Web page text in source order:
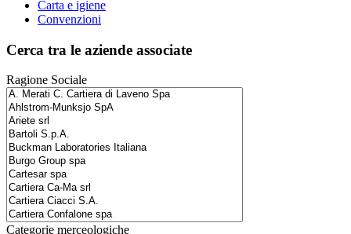
Carta e igiene
Convenzioni
Cerca tra le aziende associate
Ragione Sociale
Categorie merceologiche